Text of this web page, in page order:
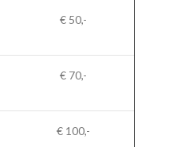
€ 50,-
€ 70,-
€ 100,-